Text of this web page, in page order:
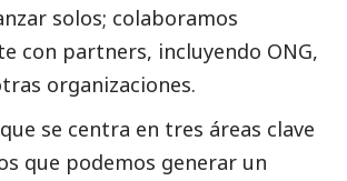
solos; colaboramos
con partners, incluyendo ONG,
organizaciones.
se centra en tres áreas clave
que podemos generar un